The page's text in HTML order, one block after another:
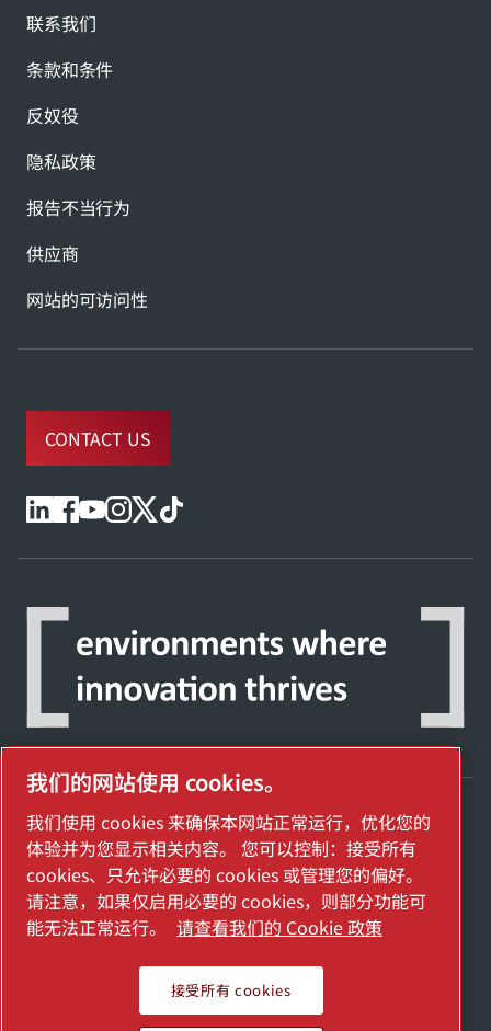
联系我们
条款和条件
反奴役
隐私政策
报告不当行为
供应商
网站的可访问性
CONTACT US
探索阿特拉斯·科普柯集团如何利用科技变革
未来。
访问Atlas Copco Group网站
Atlas Copco Group的一部分
2025埃地沃兹贸易（上海）有限公司保留所有权利
我们的网站使用 cookies。
我们使用 cookies 来确保本网站正常运行，优化您的
体验并为您显示相关内容。 您可以控制：接受所有
cookies、只允许必要的 cookies 或管理您的偏好。
请注意，如果仅启用必要的 cookies，则部分功能可
能无法正常运行。
请查看我们的 Cookie 政策
接受所有 cookies